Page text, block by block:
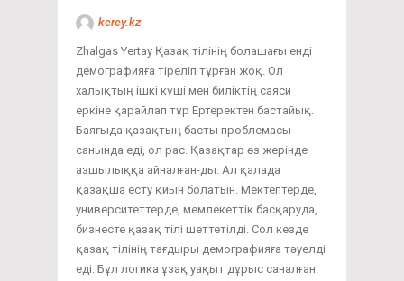
kerey.kz
Zhalgas Yertay Қазақ тілінің болашағы енді
демографияға тіреліп тұрған жоқ. Ол
халықтың ішкі күші мен биліктің саяси
еркіне қарайлап тұр Ертеректен бастайық.
Баяғыда қазақтың басты проблемасы
санында еді, ол рас. Қазақтар өз жерінде
азшылыққа айналған-ды. Ал қалада
қазақша есту қиын болатын. Мектептерде,
университеттерде, мемлекеттік басқаруда,
бизнесте қазақ тілі шеттетілді. Сол кезде
қазақ тілінің тағдыры демографияға тәуелді
еді. Бұл логика ұзақ уақыт дұрыс саналған.